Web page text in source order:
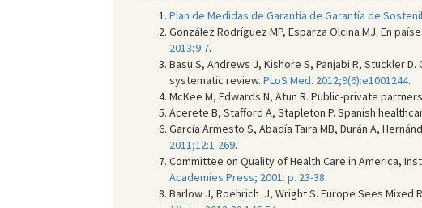
Plan de Medidas de Garantía de Garantía de
González Rodríguez MP, Esparza Olcina MJ. En
2013;9:7.
Basu S, Andrews J, Kishore S, Panjabi R, Stuckler
systematic review. PLoS Med. 2012;9(6):e1001244.
McKee M, Edwards N, Atun R. Public-private
Acerete B, Stafford A, Stapleton P. Spanish
García Armesto S, Abadía Taira MB, Durán A,
2011;12:1-269.
Committee on Quality of Health Care in America,
Academies Press; 2001. p. 23-38.
Barlow J, Roehrich J, Wright S. Europe Sees